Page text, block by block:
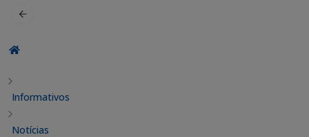
Informativos
Notícias